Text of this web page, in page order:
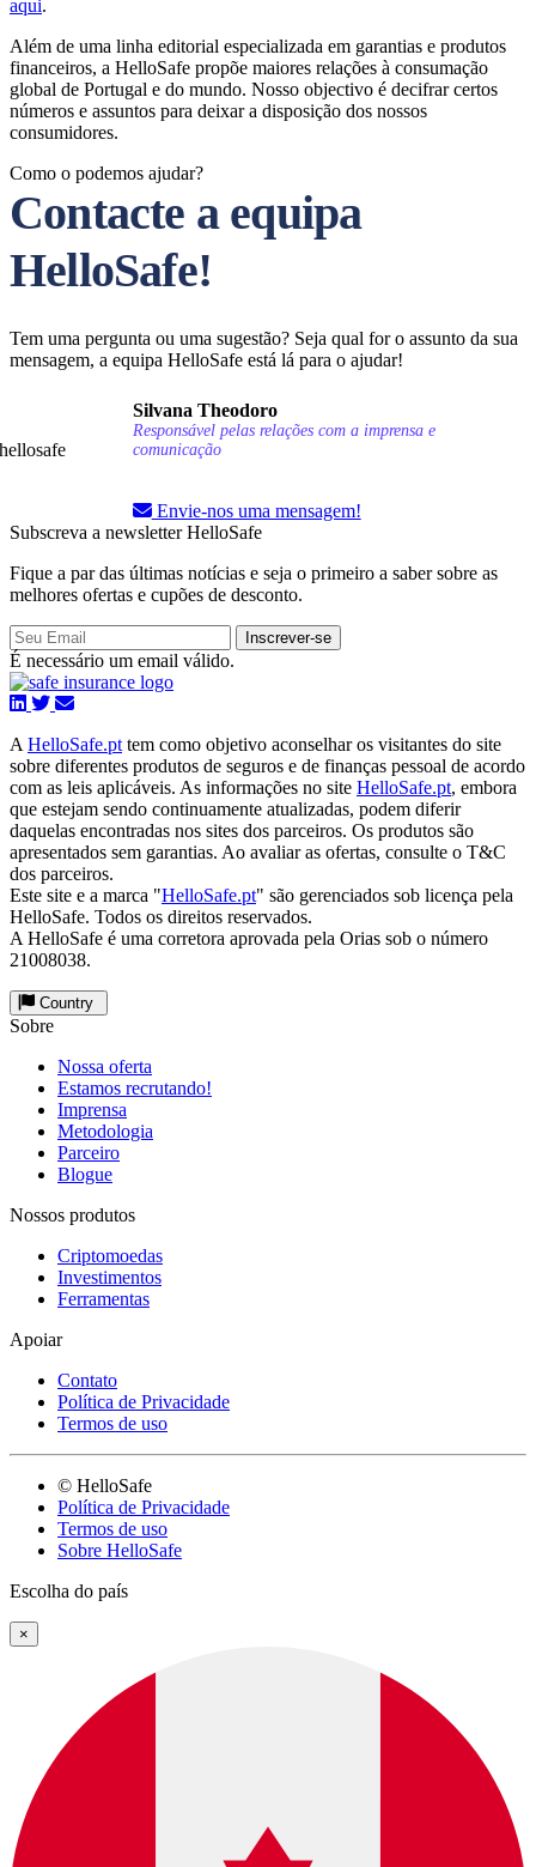
aqui.
Além de uma linha editorial especializada em garantias e produtos
financeiros, a HelloSafe propõe maiores relações à consumação
global de Portugal e do mundo. Nosso objectivo é decifrar certos
números e assuntos para deixar a disposição dos nossos
consumidores.
Como o podemos ajudar?
Contacte a equipa
HelloSafe!
Tem uma pergunta ou uma sugestão? Seja qual for o assunto da sua
mensagem, a equipa HelloSafe está lá para o ajudar!
Silvana Theodoro
Responsável pelas relações com a imprensa e
comunicação
Envie-nos uma mensagem!
Subscreva a newsletter HelloSafe
Fique a par das últimas notícias e seja o primeiro a saber sobre as
melhores ofertas e cupões de desconto.
Inscrever-se
É necessário um email válido.
A HelloSafe.pt tem como objetivo aconselhar os visitantes do site
sobre diferentes produtos de seguros e de finanças pessoal de acordo
com as leis aplicáveis. As informações no site HelloSafe.pt, embora
que estejam sendo continuamente atualizadas, podem diferir
daquelas encontradas nos sites dos parceiros. Os produtos são
apresentados sem garantias. Ao avaliar as ofertas, consulte o T&C
dos parceiros.
Este site e a marca "HelloSafe.pt" são gerenciados sob licença pela
HelloSafe. Todos os direitos reservados.
A HelloSafe é uma corretora aprovada pela Orias sob o número
21008038.
Country
Sobre
Nossa oferta
Estamos recrutando!
Imprensa
Metodologia
Parceiro
Blogue
Nossos produtos
Criptomoedas
Investimentos
Ferramentas
Apoiar
Contato
Política de Privacidade
Termos de uso
© HelloSafe
Política de Privacidade
Termos de uso
Sobre HelloSafe
Escolha do país
×